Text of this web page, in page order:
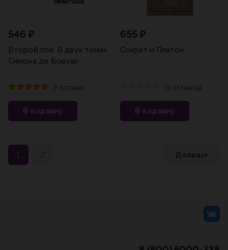
546 ₽
Второй пол. В двух томах
Симона де Бовуар
2 отзыва
В корзину
655 ₽
Сократ и Платон
0 отзывов
В корзину
1 2 Дальше